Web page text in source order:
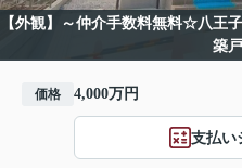
【外観】～仲介手数料無料☆八王
築
価格 4,000万円
支払い